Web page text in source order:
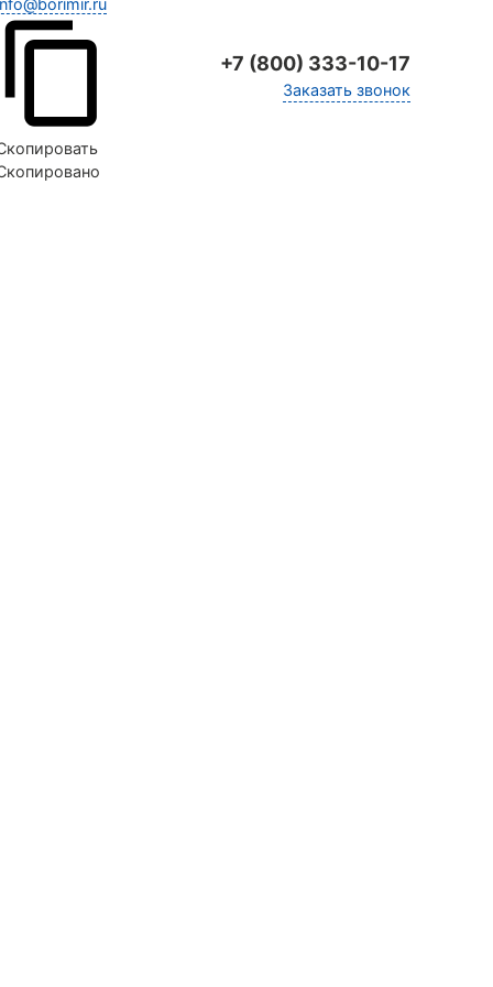
+7 (800) 333-10-17
Заказать звонок